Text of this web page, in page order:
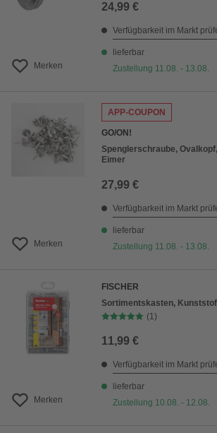
Merken
24,99 €
Verfügbarkeit im Markt
lieferbar
Zustellung 11.08. - 13.08.
Merken
APP-COUPON
GO/ON!
Spenglerschraube,
Eimer
27,99 €
Verfügbarkeit im Markt
lieferbar
Zustellung 11.08. - 13.08.
Merken
FISCHER
Sortimentskasten,
(1)
11,99 €
Verfügbarkeit im Markt
lieferbar
Zustellung 10.08. - 12.08.